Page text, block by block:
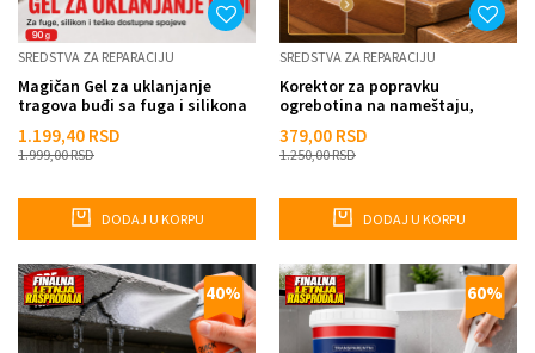
SREDSTVA ZA REPARACIJU
Magičan Gel za uklanjanje
tragova buđi sa fuga i silikona
1.199,40 RSD
1.999,00RSD
DODAJ U KORPU
SREDSTVA ZA REPARACIJU
Korektor za popravku
ogrebotina na nameštaju,
379,00 RSD
1.250,00RSD
DODAJ U KORPU
40% 60%